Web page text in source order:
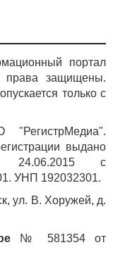
портал
защищены.
только с
выдано
24.06.2015 с
УНП 192032301.
ул. В. Хоружей, д.
№ 581354 от